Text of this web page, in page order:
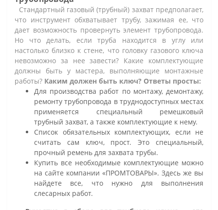
Стандартный газовый (трубный) захват предполагает,
что инструмент обхватывает трубу, зажимая ее, что
дает возможность провернуть элемент трубопровода.
Но что делать, если труба находится в углу или
настолько близко к стене, что головку газового ключа
невозможно за нее завести? Какие комплектующие
должны быть у мастера, выполняющие монтажные
работы? Каким должен быть ключ? Ответы просты:
Для производства работ по монтажу, демонтажу,
ремонту трубопровода в труднодоступных местах
применяется специальный ремешковый
трубный захват, а также комплектующие к нему.
Список обязательных комплектующих, если не
считать сам ключ, прост. Это специальный,
прочный ремень для захвата трубы.
Купить все необходимые комплектующие можно
на сайте компании «ПРОМТОВАРЫ». Здесь же вы
найдете все, что нужно для выполнения
слесарных работ.